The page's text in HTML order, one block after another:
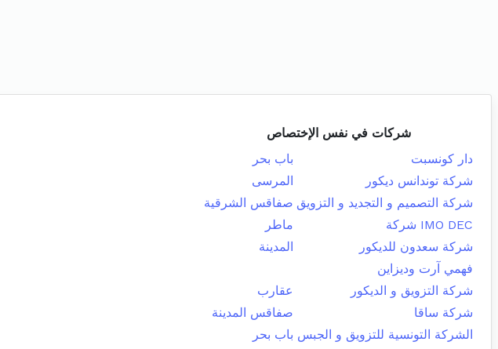
شركات في نفس الإختصاص
دار كونسبت
باب بحر
شركة توندانس ديكور
المرسى
شركة التصميم و التجديد و التزويق صفاقس الشرقية
IMO DEC شركة
ماطر
شركة سعدون للديكور
المدينة
فهمي آرت وديزاين
شركة التزويق و الديكور
عقارب
شركة ساقا
صفاقس المدينة
الشركة التونسية للتزويق و الجبس باب بحر